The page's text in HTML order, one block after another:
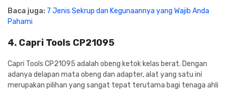
Baca juga: 7 Jenis Sekrup dan Kegunaannya yang Wajib Anda
Pahami
4. Capri Tools CP21095
Capri Tools CP21095 adalah obeng ketok kelas berat. Dengan
adanya delapan mata obeng dan adapter, alat yang satu ini
merupakan pilihan yang sangat tepat terutama bagi tenaga ahli